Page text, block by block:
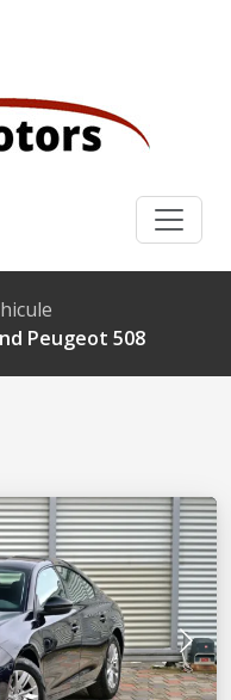
Peugeot 508